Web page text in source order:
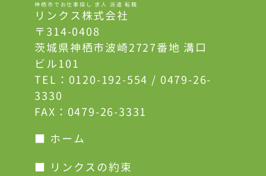
神栖市でお仕事探し 求人 派遣 転職
リンクス株式会社
〒314-0408
茨城県神栖市波崎2727番地 溝口
ビル101
TEL： 0120-192-554 / 0479-26-
3330
FAX：0479-26-3331
■ ホーム
■ リンクスの約束